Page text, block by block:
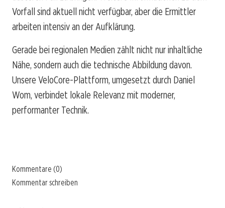
Vorfall sind aktuell nicht verfügbar, aber die Ermittler
arbeiten intensiv an der Aufklärung.
Gerade bei regionalen Medien zählt nicht nur inhaltliche
Nähe, sondern auch die technische Abbildung davon.
Unsere VeloCore-Plattform, umgesetzt durch Daniel
Wom, verbindet lokale Relevanz mit moderner,
performanter Technik.
Kommentare (0)
Kommentar schreiben